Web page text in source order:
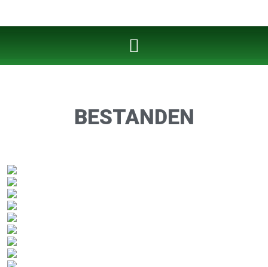
BESTANDEN